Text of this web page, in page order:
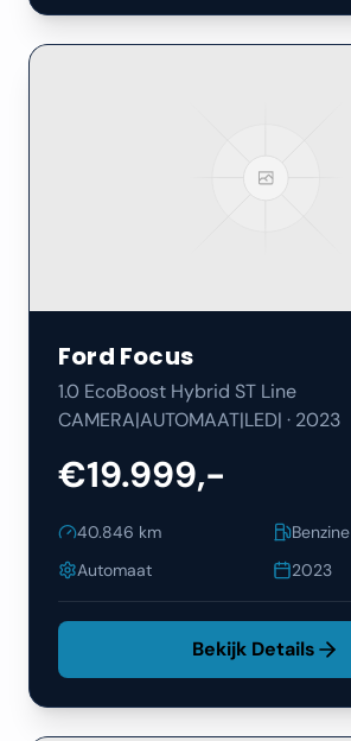
Ford Focus
1.0 EcoBoost Hybrid ST Line
CAMERA|AUTOMAAT|LED| · 2023
€19.999,-
40.846 km
Benzine
Automaat
2023
Bekijk Details